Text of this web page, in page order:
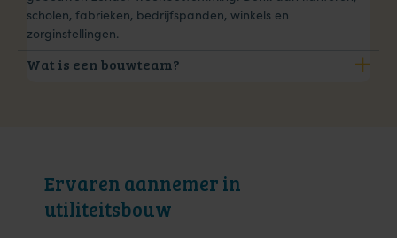
scholen, fabrieken, bedrijfspanden, winkels en
zorginstellingen.
Wat is een bouwteam?
Ervaren aannemer in
utiliteitsbouw